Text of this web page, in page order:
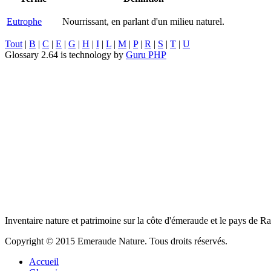
Eutrophe Nourrissant, en parlant d'un milieu naturel.
Tout| B | C | E | G | H | I | L | M | P| R | S | T | U
Glossary 2.64 is technology by Guru PHP
Inventaire nature et patrimoine sur la côte d'émeraude et le pays de
Copyright © 2015 Emeraude Nature. Tous droits réservés.
Accueil